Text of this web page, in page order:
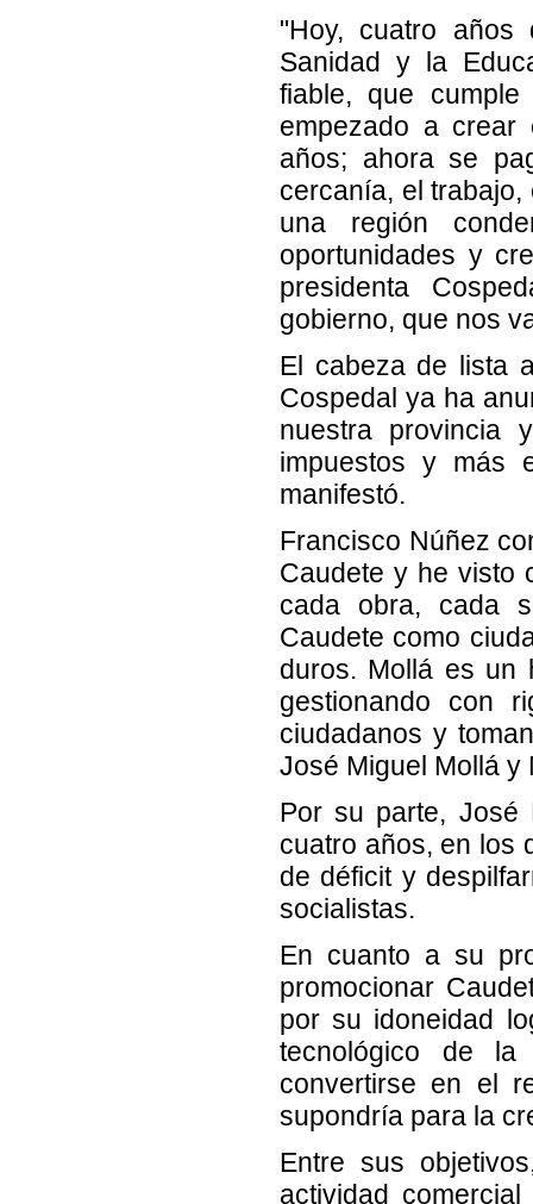
"Hoy, cuatro años
Sanidad y la
fiable, que
empezado a
años; ahora se
cercanía, el
una región
oportunidades y
presidenta
gobierno, que nos
El cabeza de lista
Cospedal ya ha
nuestra provincia
impuestos y más
manifestó.
Francisco Núñez
Caudete y he visto
cada obra, cada
Caudete como
duros. Mollá es un
gestionando con
ciudadanos y
José Miguel Mollá
Por su parte, José
cuatro años, en los
de déficit y
socialistas.
En cuanto a su
promocionar
por su idoneidad
tecnológico de la
convertirse en el
supondría para la
Entre sus
actividad